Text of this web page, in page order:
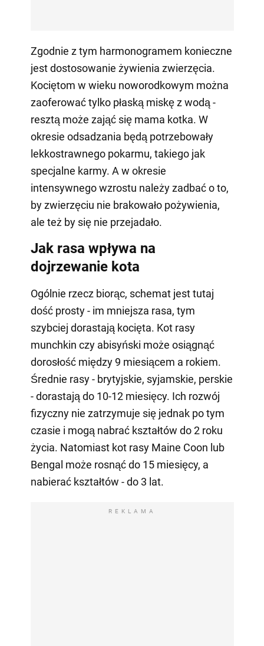
Zgodnie z tym harmonogramem konieczne
jest dostosowanie żywienia zwierzęcia.
Kociętom w wieku noworodkowym można
zaoferować tylko płaską miskę z wodą -
resztą może zająć się mama kotka. W
okresie odsadzania będą potrzebowały
lekkostrawnego pokarmu, takiego jak
specjalne karmy. A w okresie
intensywnego wzrostu należy zadbać o to,
by zwierzęciu nie brakowało pożywienia,
ale też by się nie przejadało.
Jak rasa wpływa na
dojrzewanie kota
Ogólnie rzecz biorąc, schemat jest tutaj
dość prosty - im mniejsza rasa, tym
szybciej dorastają kocięta. Kot rasy
munchkin czy abisyński może osiągnąć
dorosłość między 9 miesiącem a rokiem.
Średnie rasy - brytyjskie, syjamskie, perskie
- dorastają do 10-12 miesięcy. Ich rozwój
fizyczny nie zatrzymuje się jednak po tym
czasie i mogą nabrać kształtów do 2 roku
życia. Natomiast kot rasy Maine Coon lub
Bengal może rosnąć do 15 miesięcy, a
nabierać kształtów - do 3 lat.
REKLAMA